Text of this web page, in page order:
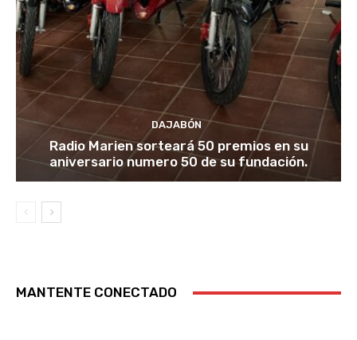
DAJABÓN
Radio Marien sorteará 50 premios en su
aniversario numero 50 de su fundación.
MANTENTE CONECTADO